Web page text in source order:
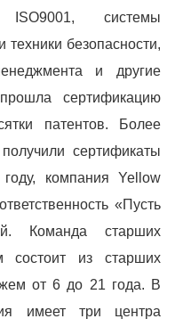
ISO9001, системы
безопасности,
и другие
сертификацию
патентов. Более
сертификаты
компания Yellow
«Пусть
Команда старших
состоит из старших
от 6 до 21 года. В
имеет три центра